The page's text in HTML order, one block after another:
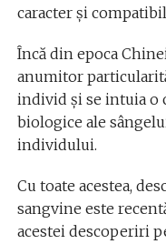
caracter și
Încă din epoca
anumitor
individ și se intuia o
biologice ale
individului.
Cu toate acestea,
sangvine este
acestei descoperiri